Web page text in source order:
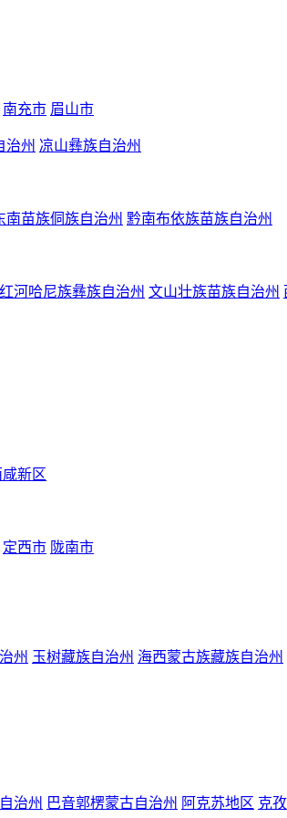
南充市 眉山市
治州 凉山彝族自治州
南苗族侗族自治州 黔南布依族苗族自治州
红河哈尼族彝族自治州 文山壮族苗族自治州
咸新区
定西市 陇南市
州 玉树藏族自治州 海西蒙古族藏族自治州
治州 巴音郭楞蒙古自治州 阿克苏地区 克